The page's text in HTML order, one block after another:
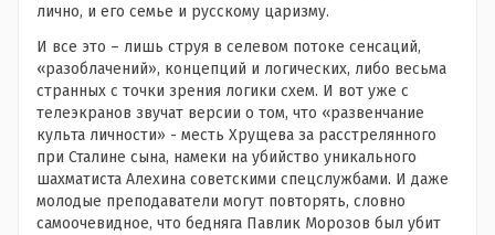
лично, и его семье и русскому царизму.
И все это – лишь струя в селевом потоке сенсаций,
«разоблачений», концепций и логических, либо весьма
странных с точки зрения логики схем. И вот уже с
телеэкранов звучат версии о том, что «развенчание
культа личности» - месть Хрущева за расстрелянного
при Сталине сына, намеки на убийство уникального
шахматиста Алехина советскими спецслужбами. И даже
молодые преподаватели могут повторять, словно
самоочевидное, что бедняга Павлик Морозов был убит